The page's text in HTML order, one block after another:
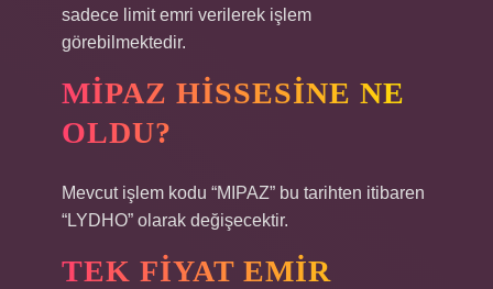
sadece limit emri verilerek işlem
görebilmektedir.
MIPAZ HISSESINE NE
OLDU?
Mevcut işlem kodu “MIPAZ” bu tarihten itibaren
“LYDHO” olarak değişecektir.
TEK FIYAT EMIR